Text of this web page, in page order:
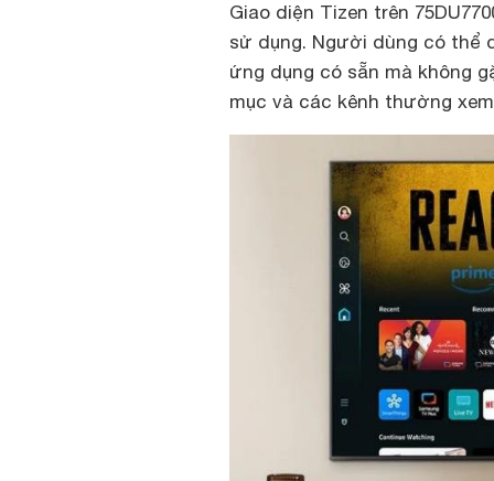
Giao diện Tizen trên
sử dụng. Người dùng có thể
ứng dụng có sẵn mà không
mục và các kênh thường